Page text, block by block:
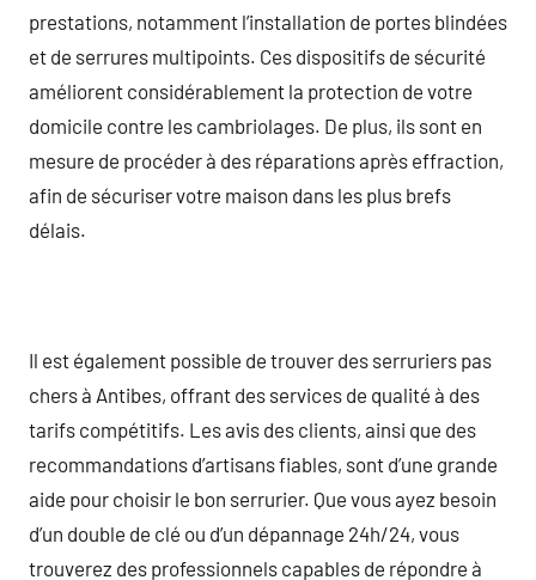
prestations, notamment l’installation de portes blindées
et de serrures multipoints. Ces dispositifs de sécurité
améliorent considérablement la protection de votre
domicile contre les cambriolages. De plus, ils sont en
mesure de procéder à des réparations après effraction,
afin de sécuriser votre maison dans les plus brefs
délais.
Il est également possible de trouver des serruriers pas
chers à Antibes, offrant des services de qualité à des
tarifs compétitifs. Les avis des clients, ainsi que des
recommandations d’artisans fiables, sont d’une grande
aide pour choisir le bon serrurier. Que vous ayez besoin
d’un double de clé ou d’un dépannage 24h/24, vous
trouverez des professionnels capables de répondre à